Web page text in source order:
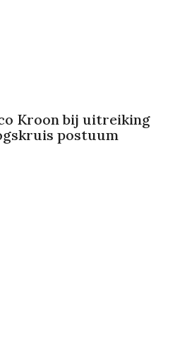
Kroon bij uitreiking
postuum